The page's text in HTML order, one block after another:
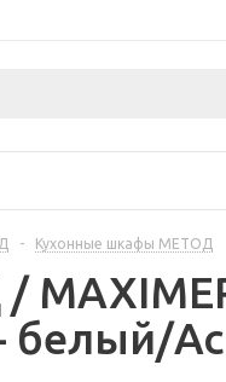
- Кухонные шкафы МЕТОД
/